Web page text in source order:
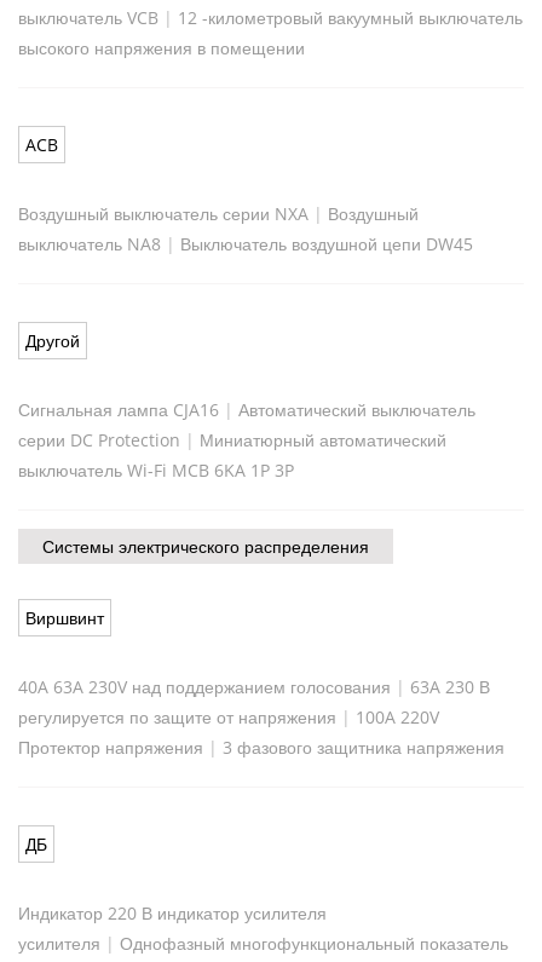
выключатель VCB | 12 -километровый вакуумный выключатель
высокого напряжения в помещении
ACB
Воздушный выключатель серии NXA | Воздушный
выключатель NA8 | Выключатель воздушной цепи DW45
Другой
Сигнальная лампа CJA16 | Автоматический выключатель
серии DC Protection | Миниатюрный автоматический
выключатель Wi-Fi MCB 6KA 1P 3P
Системы электрического распределения
Виршвинт
40A 63A 230V над поддержанием голосования | 63A 230 В
регулируется по защите от напряжения | 100A 220V
Протектор напряжения | 3 фазового защитника напряжения
ДБ
Индикатор 220 В индикатор усилителя
усилителя | Однофазный многофункциональный показатель